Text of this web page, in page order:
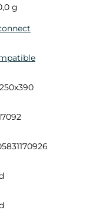
g